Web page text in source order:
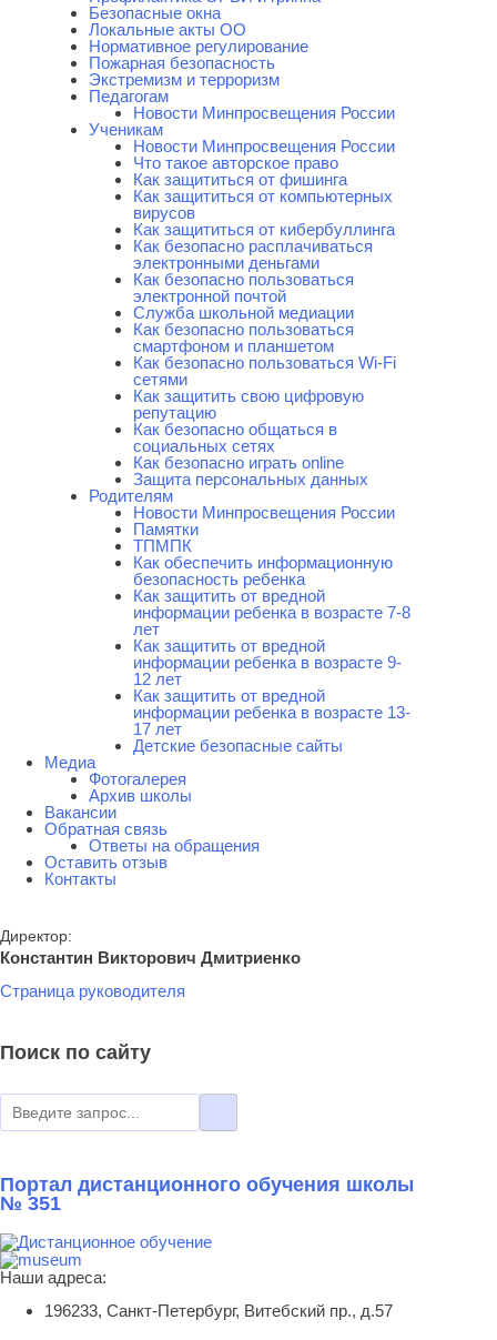
Безопасные окна
Локальные акты ОО
Нормативное регулирование
Пожарная безопасность
Экстремизм и терроризм
Педагогам
Новости Минпросвещения России
Ученикам
Новости Минпросвещения России
Что такое авторское право
Как защититься от фишинга
Как защититься от компьютерных
вирусов
Как защититься от кибербуллинга
Как безопасно расплачиваться
электронными деньгами
Как безопасно пользоваться
электронной почтой
Служба школьной медиации
Как безопасно пользоваться
смартфоном и планшетом
Как безопасно пользоваться Wi-Fi
сетями
Как защитить свою цифровую
репутацию
Как безопасно общаться в
социальных сетях
Как безопасно играть online
Защита персональных данных
Родителям
Новости Минпросвещения России
Памятки
ТПМПК
Как обеспечить информационную
безопасность ребенка
Как защитить от вредной
информации ребенка в возрасте 7-8
лет
Как защитить от вредной
информации ребенка в возрасте 9-
12 лет
Как защитить от вредной
информации ребенка в возрасте 13-
17 лет
Детские безопасные сайты
Медиа
Фотогалерея
Архив школы
Вакансии
Обратная связь
Ответы на обращения
Оставить отзыв
Контакты
Директор:
Константин Викторович Дмитриенко
Страница руководителя
Поиск по сайту
Портал дистанционного обучения школы
№ 351
Наши адреса:
196233, Санкт-Петербург, Витебский пр., д.57